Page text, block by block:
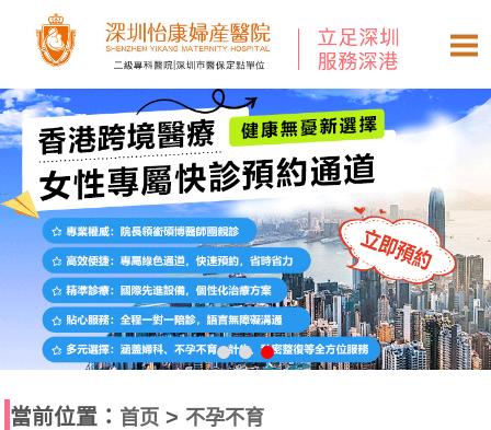
當前位置： 首页 > 不孕不育